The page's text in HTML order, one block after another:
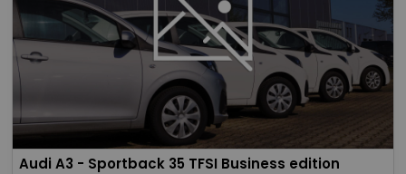
Audi A3 - Sportback 35 TFSI Business edition